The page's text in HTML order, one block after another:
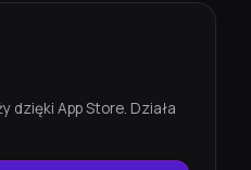
dzięki App Store. Działa